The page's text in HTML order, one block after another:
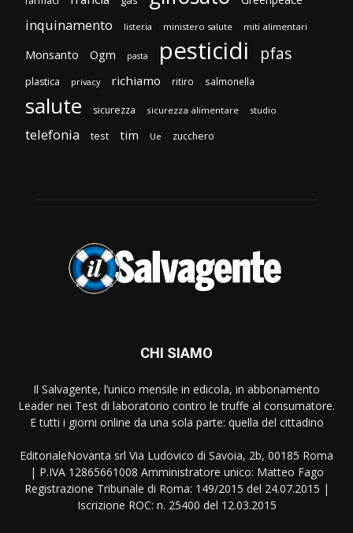
inquinamento listeria ministero salute miti alimentari
Monsanto Ogm pasta pesticidi pfas
plastica privacy richiamo ritiro salmonella
salute sicurezza sicurezza alimentare studio
telefonia test tim Ue zucchero
CHI SIAMO
Il Salvagente, l’unico mensile in edicola, in abbonamento
Leader nei Test di laboratorio contro le truffe al consumatore.
E tutti i giorni online da una sola parte: quella del cittadino
EditorialeNovanta srl Via Ludovico di Savoia, 2b, 00185 Roma
| P.IVA 12865661008 Amministratore unico: Matteo Fago
Registrazione Tribunale di Roma: 149/2015 del 24.07.2015 |
Iscrizione ROC: n. 25400 del 12.03.2015